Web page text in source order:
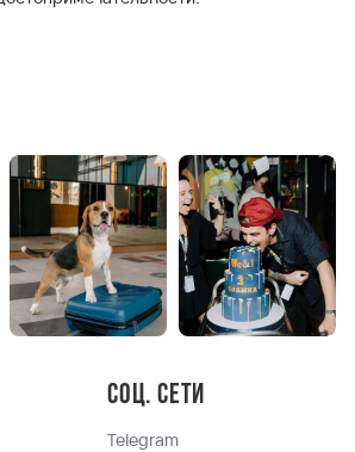
Соц. сети
Telegram